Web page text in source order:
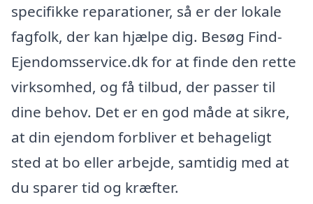
specifikke reparationer, så er der lokale
fagfolk, der kan hjælpe dig. Besøg Find-
Ejendomsservice.dk for at finde den rette
virksomhed, og få tilbud, der passer til
dine behov. Det er en god måde at sikre,
at din ejendom forbliver et behageligt
sted at bo eller arbejde, samtidig med at
du sparer tid og kræfter.